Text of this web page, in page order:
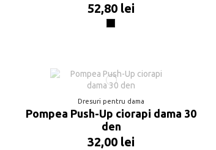
52,80 lei
Negru
Dresuri pentru dama
Pompea Push-Up ciorapi dama 30
den
32,00 lei